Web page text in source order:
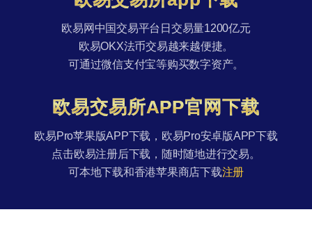
欧易网中国交易平台日交易量1200亿元
欧易OKX法币交易越来越便捷。
可通过微信支付宝等购买数字资产。
欧易交易所APP官网下载
欧易Pro苹果版APP下载，欧易Pro安卓版APP下载
点击欧易注册后下载，随时随地进行交易。
可本地下载和香港苹果商店下载注册